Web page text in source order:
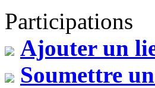
Participations
Ajouter un
Soumettre